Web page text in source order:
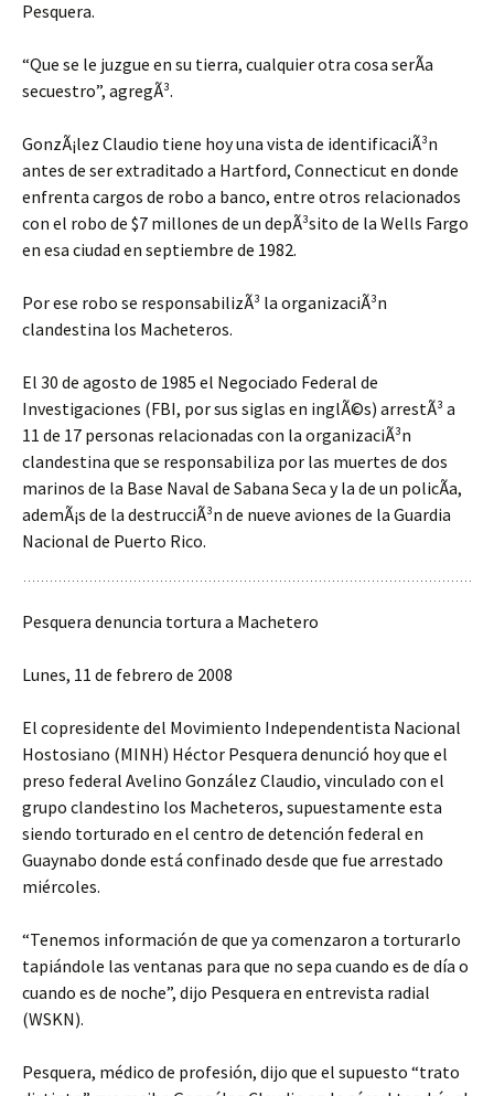
Pesquera.
“Que se le juzgue en su tierra, cualquier otra cosa serÃ­a
secuestro”, agregÃ³.
GonzÃ¡lez Claudio tiene hoy una vista de identificaciÃ³n
antes de ser extraditado a Hartford, Connecticut en donde
enfrenta cargos de robo a banco, entre otros relacionados
con el robo de $7 millones de un depÃ³sito de la Wells Fargo
en esa ciudad en septiembre de 1982.
Por ese robo se responsabilizÃ³ la organizaciÃ³n
clandestina los Macheteros.
El 30 de agosto de 1985 el Negociado Federal de
Investigaciones (FBI, por sus siglas en inglÃ©s) arrestÃ³ a
11 de 17 personas relacionadas con la organizaciÃ³n
clandestina que se responsabiliza por las muertes de dos
marinos de la Base Naval de Sabana Seca y la de un policÃ­a,
ademÃ¡s de la destrucciÃ³n de nueve aviones de la Guardia
Nacional de Puerto Rico.
Pesquera denuncia tortura a Machetero
Lunes, 11 de febrero de 2008
El copresidente del Movimiento Independentista Nacional
Hostosiano (MINH) Héctor Pesquera denunció hoy que el
preso federal Avelino González Claudio, vinculado con el
grupo clandestino los Macheteros, supuestamente esta
siendo torturado en el centro de detención federal en
Guaynabo donde está confinado desde que fue arrestado
miércoles.
“Tenemos información de que ya comenzaron a torturarlo
tapiándole las ventanas para que no sepa cuando es de día o
cuando es de noche”, dijo Pesquera en entrevista radial
(WSKN).
Pesquera, médico de profesión, dijo que el supuesto “trato